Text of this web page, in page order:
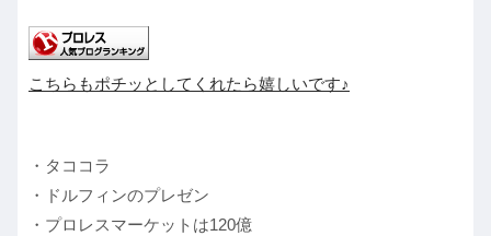
こちらもポチッとしてくれたら嬉しいです♪
・タココラ
・ドルフィンのプレゼン
・プロレスマーケットは120億